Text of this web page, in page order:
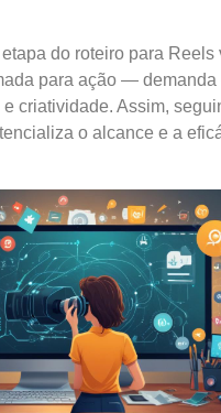
do roteiro para
para ação —
criatividade. Assim,
o alcance e a